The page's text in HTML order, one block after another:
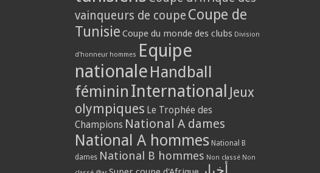
vainqueurs de coupe Coupe de
Tunisie Coupe du monde des clubs Division
d'honneur hommes Equipe
nationale Handball
féminin International Jeux
olympiques Le Trophée des
Champions National A dames
National A hommes National B
dames National B hommes Non classé Non